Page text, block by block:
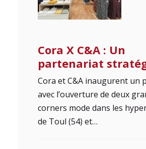
Cora X C&A : Un
partenariat
Cora et C&A inaugurent un
avec l’ouverture de deux
corners mode dans les
de Toul (54) et…